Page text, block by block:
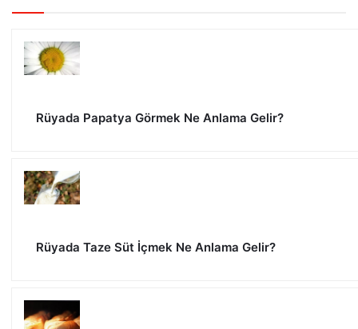
Rüyada Papatya Görmek Ne Anlama Gelir?
Rüyada Taze Süt İçmek Ne Anlama Gelir?